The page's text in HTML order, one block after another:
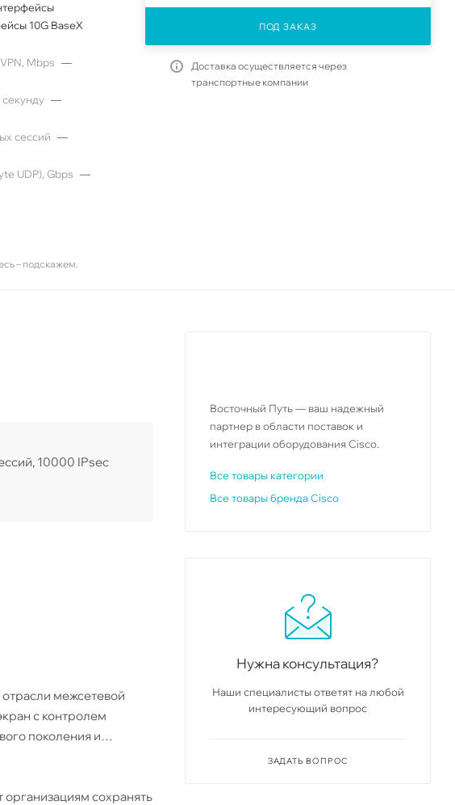
10G BaseX
Mbps —
—
сессий —
UDP), Gbps —
ПОД ЗАКАЗ
Доставка осуществляется через
транспортные компании
– подскажем.
10000 IPsec
межсетевой
с контролем
поколения и
организациям сохранять
Восточный Путь — ваш надежный
партнер в области поставок и
интеграции оборудования Cisco.
Все товары категории
Все товары бренда Cisco
Нужна консультация?
Наши специалисты ответят на любой
интересующий вопрос
ЗАДАТЬ ВОПРОС